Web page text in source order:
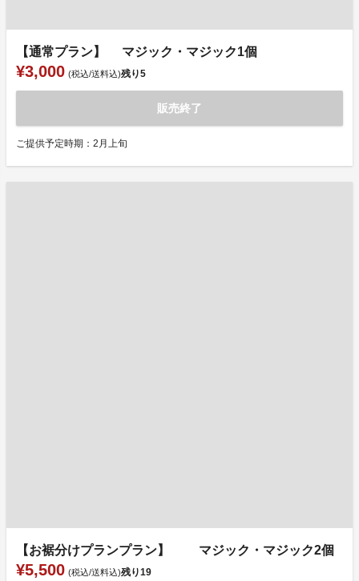
【通常プラン】 マジック・マジック1個
¥3,000 (税込/送料込)残り5
販売終了
ご提供予定時期：2月上旬
【お裾分けプランプラン】 マジック・マジック2個
¥5,500 (税込/送料込)残り19